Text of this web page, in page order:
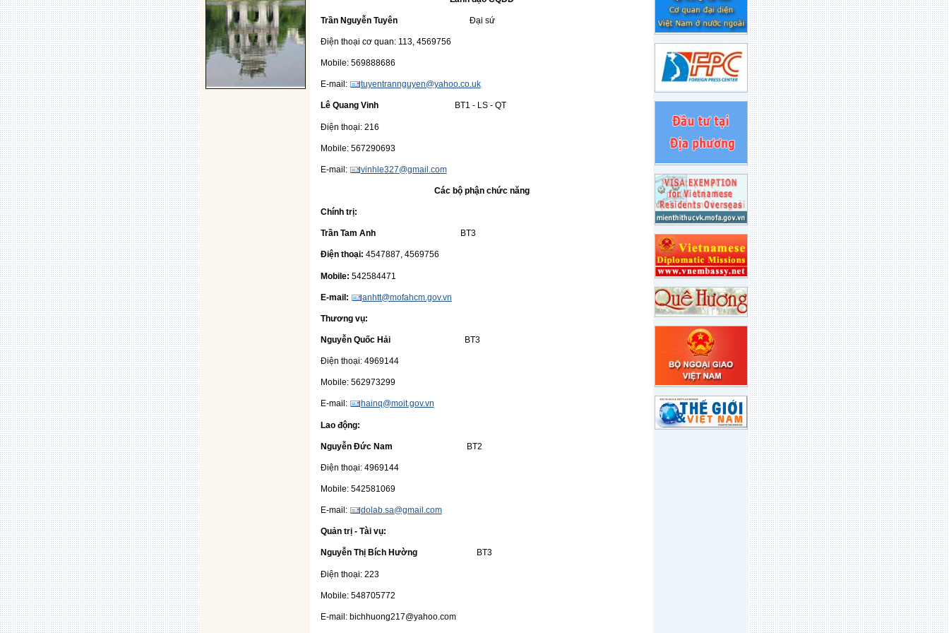
Trần Nguyễn Tuyên Đại sứ
Điện thoại cơ quan: 113, 4569756
Mobile: 569888686
E-mail: tuyentrannguyen@yahoo.co.uk
Lê Quang Vinh BT1 - LS - QT
Điện thoại: 216
Mobile: 567290693
E-mail: vinhle327@gmail.com
Các bộ phận chức năng
Chính trị:
Trần Tam Anh BT3
Điện thoại: 4547887, 4569756
Mobile: 542584471
E-mail: anhtt@mofahcm.gov.vn
Thương vụ:
Nguyễn Quốc HảiBT3
Điện thoại: 4969144
Mobile: 562973299
E-mail: hainq@moit.gov.vn
Lao động:
Nguyễn Đức Nam BT2
Điện thoại: 4969144
Mobile: 542581069
E-mail: dolab.sa@gmail.com
Quản trị - Tài vụ:
Nguyễn Thị Bích Hường BT3
Điện thoại: 223
Mobile: 548705772
E-mail: bichhuong217@yahoo.com